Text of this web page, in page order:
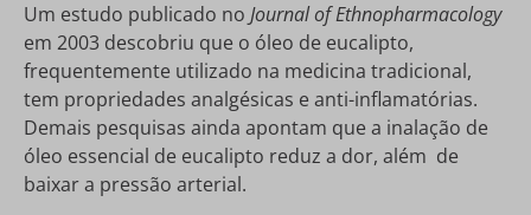
Um estudo publicado no Journal of Ethnopharmacology
em 2003 descobriu que o óleo de eucalipto,
frequentemente utilizado na medicina tradicional,
tem propriedades analgésicas e anti-inflamatórias.
Demais pesquisas ainda apontam que a inalação de
óleo essencial de eucalipto reduz a dor, além de
baixar a pressão arterial.